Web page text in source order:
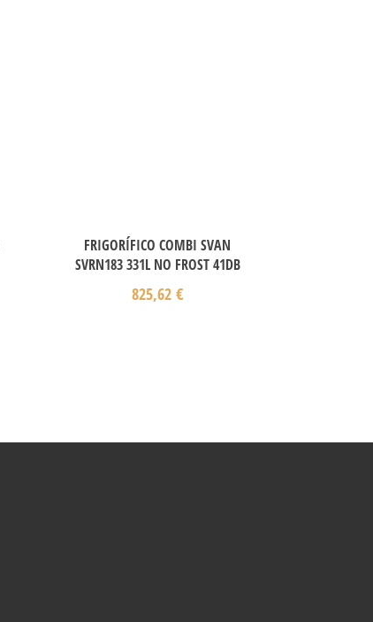
FRIGORÍFICO COMBI SVAN
SVRN183 331L NO FROST 41DB
825,62€